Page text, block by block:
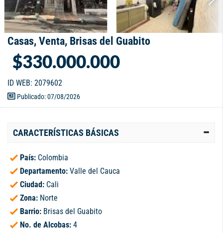
Casas, Venta, Brisas del Guabito
$330.000.000
ID WEB: 2079602
Publicado: 07/08/2026
CARACTERÍSTICAS BÁSICAS
País: Colombia
Departamento: Valle del Cauca
Ciudad: Cali
Zona: Norte
Barrio: Brisas del Guabito
No. de Alcobas: 4